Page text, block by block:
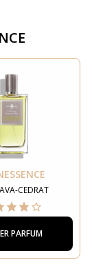
CEDRAT
PARFUM